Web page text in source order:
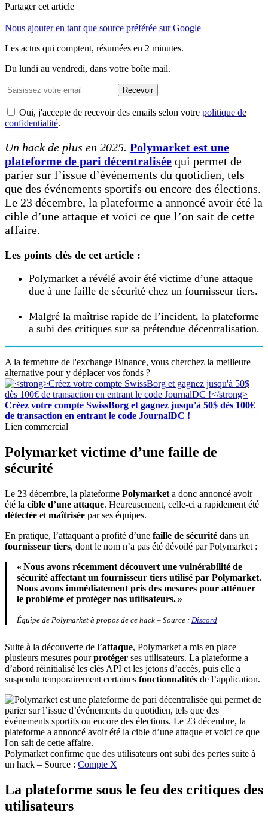
Partager cet article
Nous ajouter en tant que source préférée sur Google
Les actus qui comptent, résumées en 2 minutes.
Du lundi au vendredi, dans votre boîte mail.
Recevoir
Oui, j'accepte de recevoir des emails selon votre politique de
confidentialité.
Un hack de plus en 2025. Polymarket est une
plateforme de pari décentralisée qui permet de
parier sur l’issue d’événements du quotidien, tels
que des événements sportifs ou encore des élections.
Le 23 décembre, la plateforme a annoncé avoir été la
cible d’une attaque et voici ce que l’on sait de cette
affaire.
Les points clés de cet article :
Polymarket a révélé avoir été victime d’une attaque
due à une faille de sécurité chez un fournisseur tiers.
Malgré la maîtrise rapide de l’incident, la plateforme
a subi des critiques sur sa prétendue décentralisation.
A la fermeture de l'exchange Binance, vous cherchez la meilleure
alternative pour y déplacer vos fonds ?
Créez votre compte SwissBorg et gagnez jusqu'à 50$ dès 100€
de transaction en entrant le code JournalDC !
Lien commercial
Polymarket victime d’une faille de
sécurité
Le 23 décembre, la plateforme Polymarket a donc annoncé avoir
été la cible d’une attaque. Heureusement, celle-ci a rapidement été
détectée et maîtrisée par ses équipes.
En pratique, l’attaquant a profité d’une faille de sécurité dans un
fournisseur tiers, dont le nom n’a pas été dévoilé par Polymarket :
« Nous avons récemment découvert une vulnérabilité de
sécurité affectant un fournisseur tiers utilisé par Polymarket.
Nous avons immédiatement pris des mesures pour atténuer
le problème et protéger nos utilisateurs. »
Équipe de Polymarket à propos de ce hack – Source : Discord
Suite à la découverte de l’attaque, Polymarket a mis en place
plusieurs mesures pourprotéger ses utilisateurs. La plateforme a
d’abord réinitialisé les clés API et les jetons d’accès, puis elle a
suspendu temporairement certaines fonctionnalités de l’application.
Polymarket confirme que des utilisateurs ont subi des pertes suite à
un hack – Source : Compte X
La plateforme sous le feu des critiques des
utilisateurs